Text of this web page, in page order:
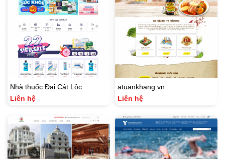
Nhà thuốc Đại Cát Lộc
Liên hệ
atuankhang.vn
Liên hệ